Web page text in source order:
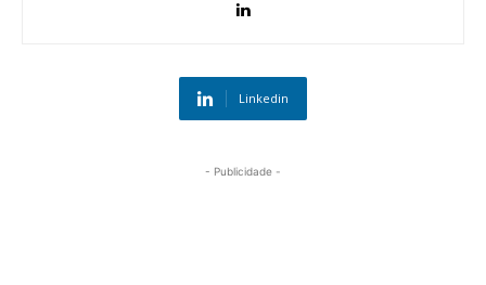
Linkedin
- Publicidade -